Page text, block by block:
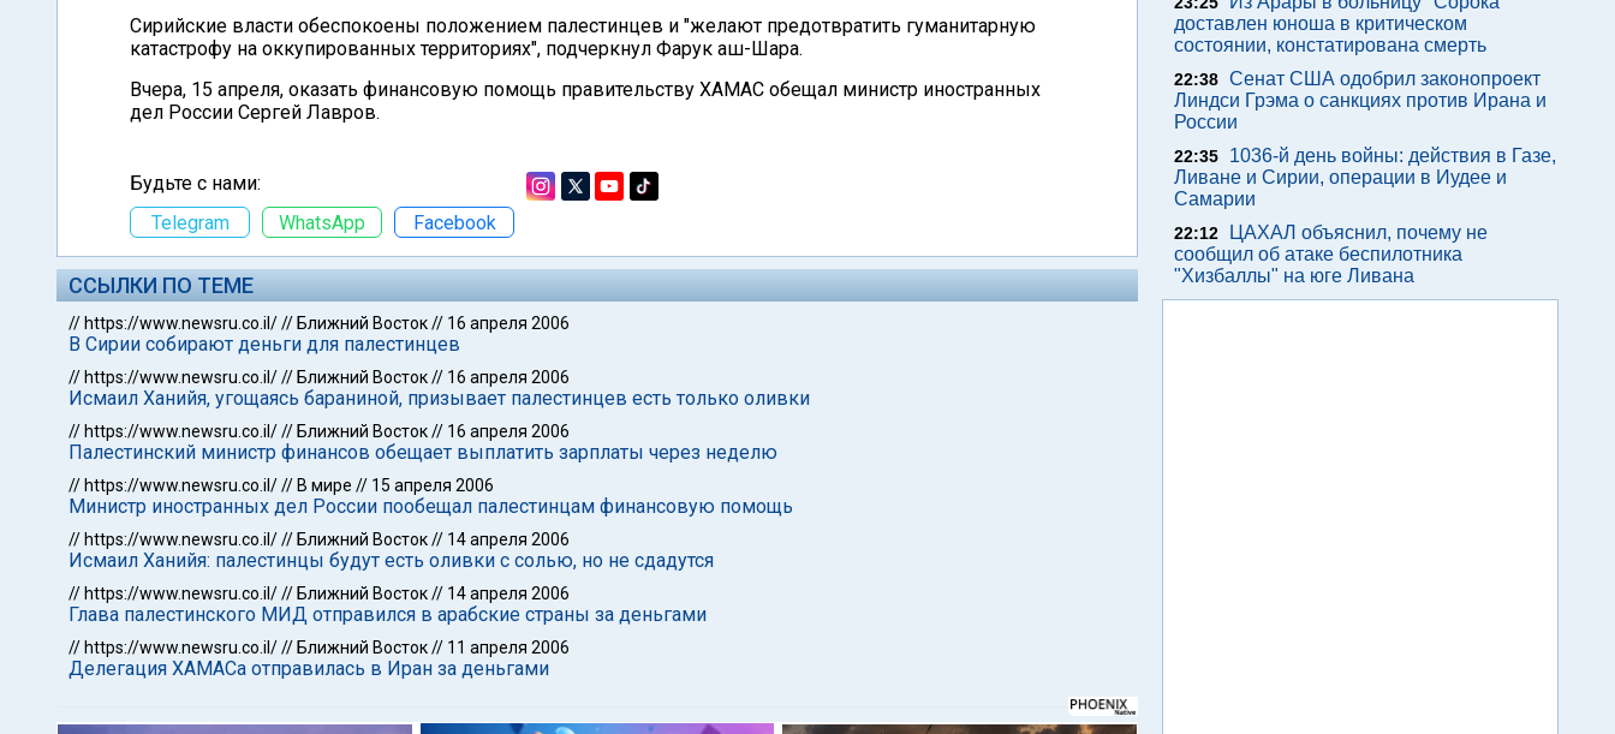
Сирийские власти обеспокоены положением палестинцев и "желают предотвратить гуманитарную
катастрофу на оккупированных территориях", подчеркнул Фарук аш-Шара.
Вчера, 15 апреля, оказать финансовую помощь правительству ХАМАС обещал министр иностранных
дел России Сергей Лавров.
Будьте с нами:
Telegram
WhatsApp Facebook
ССЫЛКИ ПО ТЕМЕ
// https://www.newsru.co.il/// Ближний Восток// 16 апреля 2006
В Сирии собирают деньги для палестинцев
// https://www.newsru.co.il/// Ближний Восток// 16 апреля 2006
Исмаил Ханийя, угощаясь бараниной, призывает палестинцев есть только оливки
// https://www.newsru.co.il/// Ближний Восток// 16 апреля 2006
Палестинский министр финансов обещает выплатить зарплаты через неделю
// https://www.newsru.co.il/// В мире // 15 апреля 2006
Министр иностранных дел России пообещал палестинцам финансовую помощь
// https://www.newsru.co.il/// Ближний Восток// 14 апреля 2006
Исмаил Ханийя: палестинцы будут есть оливки с солью, но не сдадутся
// https://www.newsru.co.il/// Ближний Восток// 14 апреля 2006
Глава палестинского МИД отправился в арабские страны за деньгами
// https://www.newsru.co.il/// Ближний Восток// 11 апреля 2006
Делегация ХАМАСа отправилась в Иран за деньгами
доставлен юноша в критическом
состоянии, констатирована смерть
22:38 Сенат США одобрил законопроект
Линдси Грэма о санкциях против Ирана и
России
22:35
1036-й день войны: действия в Газе,
Ливане и Сирии, операции в Иудее и
Самарии
22:12
ЦАХАЛ объяснил, почему не
сообщил об атаке беспилотника
"Хизбаллы" на юге Ливана